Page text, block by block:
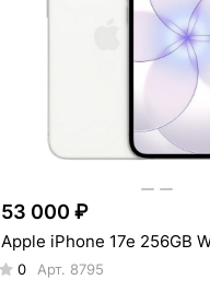
53 000 ₽
Apple iPhone 17e 256GB
0 Арт. 8795